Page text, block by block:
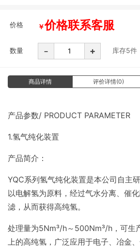
价格 ￥价格联系客服
数量 - + 库存5件
商品详情 评价详情(0)
产品参数/ PRODUCT PARAMETER
1.氢气纯化装置
产品简介：
YQC系列氢气纯化装置是本公司自主
以电解氢为原料，经过气水分离、催
滤，从而获得高纯氢。
处理量为5Nm³/h～500Nm³/h，可生
上的高纯氢，广泛应用于电子、冶金